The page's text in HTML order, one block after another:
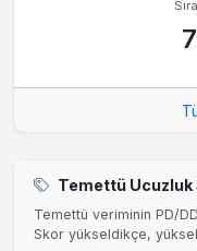
Temettü Ucuzluk
Temettü veriminin PD/
Skor yükseldikçe,